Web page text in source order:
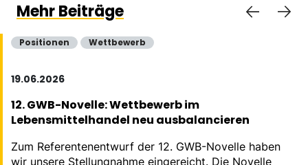
Mehr Beiträge
Positionen Wettbewerb
19.06.2026
12. GWB-Novelle: Wettbewerb im
Lebensmittelhandel neu ausbalancieren
Zum Referentenentwurf der 12. GWB-Novelle haben
wir unsere Stellungnahme eingereicht. Die Novelle